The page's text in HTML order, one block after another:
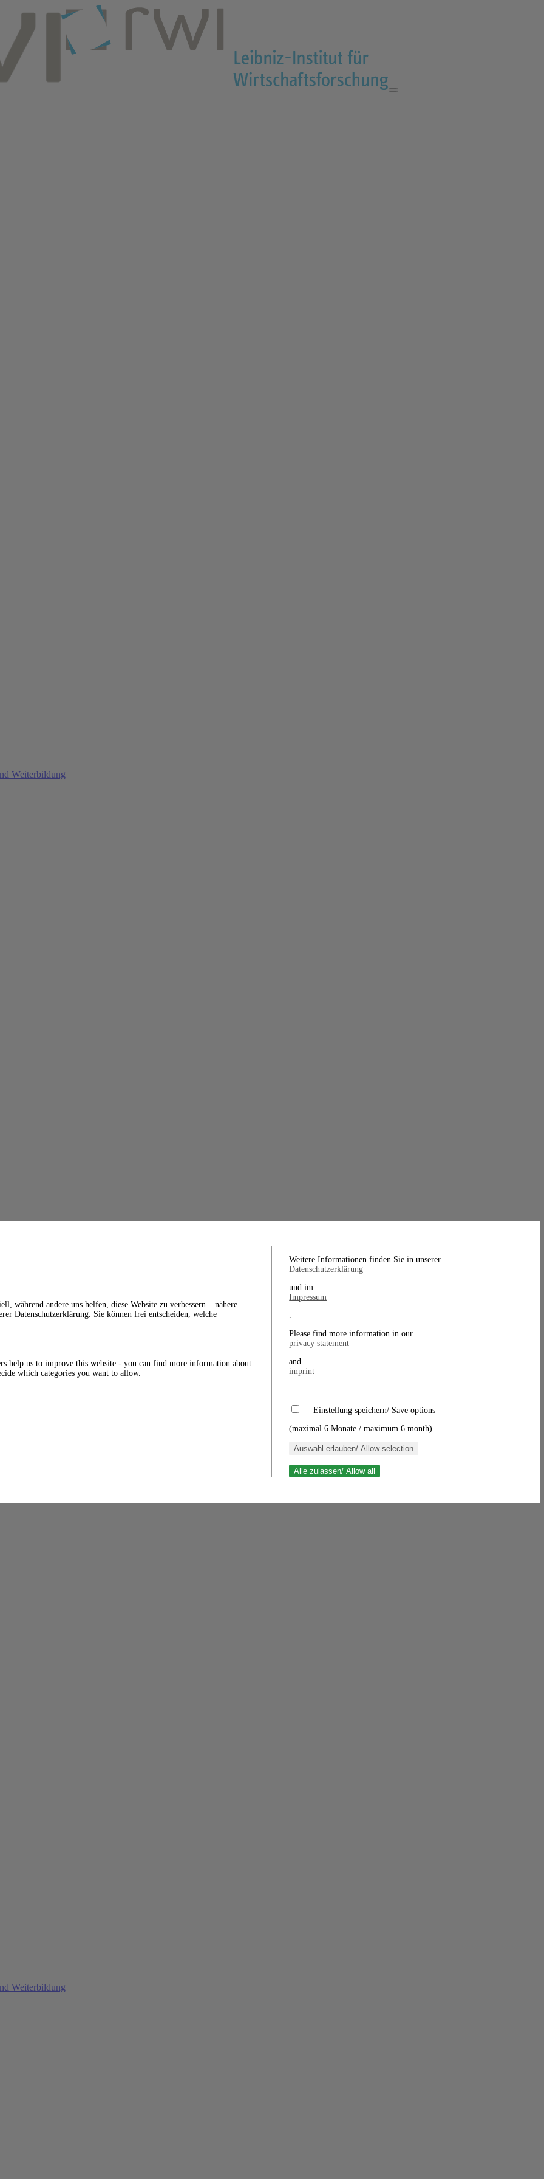
Weiterbildung
Weiterbildung
während andere uns helfen, diese Website zu verbessern – nähere
Datenschutzerklärung. Sie können frei entscheiden, welche
help us to improve this website - you can find more information about
which categories you want to allow.
Weitere Informationen finden Sie in unserer
Datenschutzerklärung
und im
Impressum
.
Please find more information in our
privacy statement
and
imprint
.
Einstellung speichern/ Save options
(maximal 6 Monate / maximum 6 month)
Auswahl erlauben/ Allow selection
Alle zulassen/ Allow all